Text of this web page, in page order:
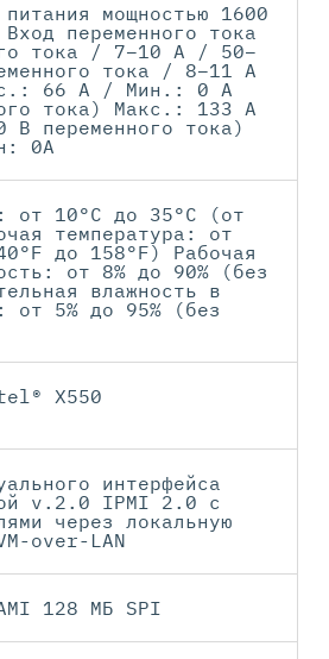
мощностью 1600
переменного тока
тока / 7–10 А / 50–
тока / 8–11 А
66 А / Мин.: 0 А
тока) Макс.: 133 А
переменного тока)
0А
от 10°C до 35°C (от
температура: от
до 158°F) Рабочая
от 8% до 90% (без
влажность в
от 5% до 95% (без
X550
интерфейса
v.2.0 IPMI 2.0 с
через локальную
over-LAN
128 МБ SPI